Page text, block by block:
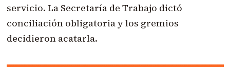
servicio. La Secretaría de Trabajo dictó
conciliación obligatoria y los gremios
decidieron acatarla.